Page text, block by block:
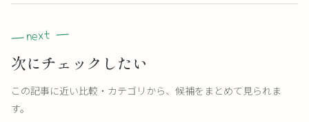
次にチェックしたい
この記事に近い比較・カテゴリから、候補をまとめて見られま
す。